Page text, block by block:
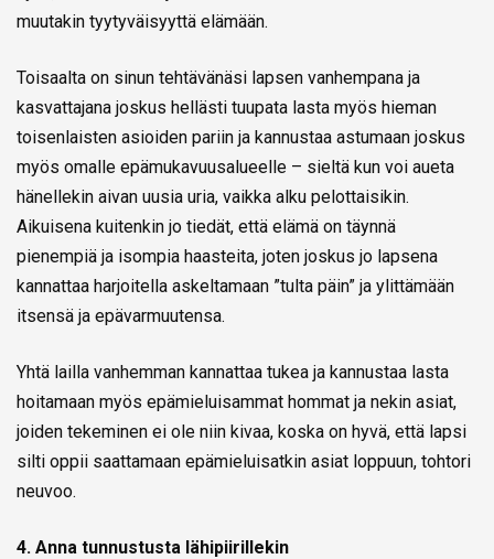
muutakin tyytyväisyyttä elämään.
Toisaalta on sinun tehtävänäsi lapsen vanhempana ja
kasvattajana joskus hellästi tuupata lasta myös hieman
toisenlaisten asioiden pariin ja kannustaa astumaan joskus
myös omalle epämukavuusalueelle – sieltä kun voi aueta
hänellekin aivan uusia uria, vaikka alku pelottaisikin.
Aikuisena kuitenkin jo tiedät, että elämä on täynnä
pienempiä ja isompia haasteita, joten joskus jo lapsena
kannattaa harjoitella askeltamaan ”tulta päin” ja ylittämään
itsensä ja epävarmuutensa.
Yhtä lailla vanhemman kannattaa tukea ja kannustaa lasta
hoitamaan myös epämieluisammat hommat ja nekin asiat,
joiden tekeminen ei ole niin kivaa, koska on hyvä, että lapsi
silti oppii saattamaan epämieluisatkin asiat loppuun, tohtori
neuvoo.
4. Anna tunnustusta lähipiirillekin